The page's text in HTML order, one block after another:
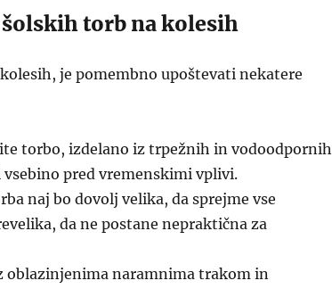
torb na kolesih
je pomembno upoštevati nekatere
torbo, izdelano iz trpežnih in vodoodpornih
pred vremenskimi vplivi.
naj bo dovolj velika, da sprejme vse
da ne postane nepraktična za
oblazinjenima naramnima trakom in